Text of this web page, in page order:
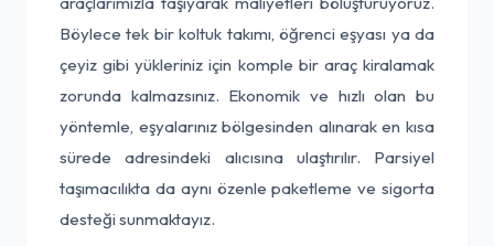
Böylece tek bir koltuk takımı, öğrenci eşyası ya da
çeyiz gibi yükleriniz için komple bir araç kiralamak
zorunda kalmazsınız. Ekonomik ve hızlı olan bu
yöntemle, eşyalarınız bölgesinden alınarak en kısa
sürede adresindeki alıcısına ulaştırılır. Parsiyel
taşımacılıkta da aynı özenle paketleme ve sigorta
desteği sunmaktayız.